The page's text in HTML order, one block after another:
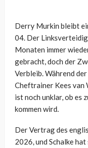
Derry Murkin bleibt
04. Der
Monaten immer
gebracht, doch der
Verbleib. Während
Cheftrainer Kees van
ist noch unklar, ob es
kommen wird.
Der Vertrag des
2026, und Schalke